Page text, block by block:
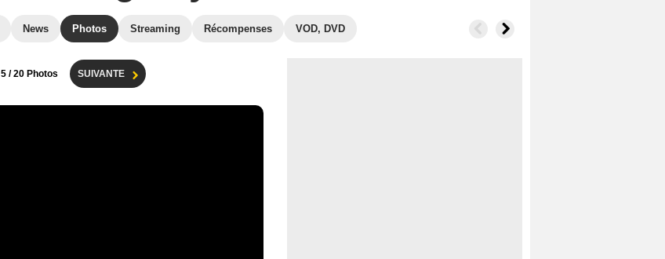
News Photos Streaming Récompenses VOD, DVD
5 / 20 Photos SUIVANTE